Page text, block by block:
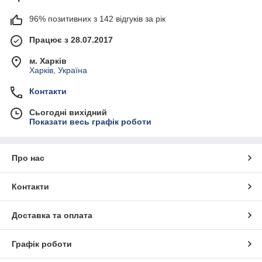
96% позитивних з 142 відгуків за рік
Працює з 28.07.2017
м. Харків
Харків, Україна
Контакти
Сьогодні вихідний
Показати весь графік роботи
Про нас
Контакти
Доставка та оплата
Графік роботи